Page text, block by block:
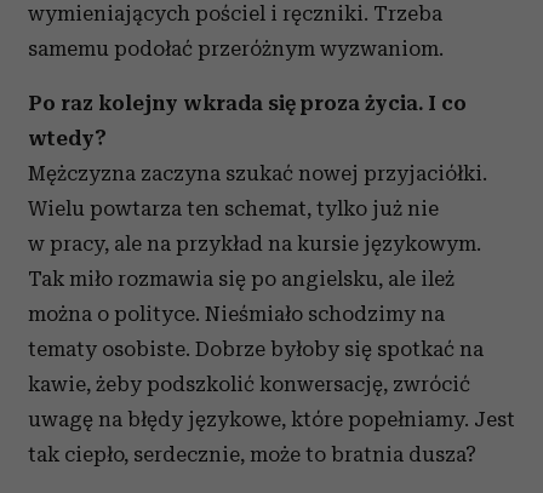
wymieniających pościel i ręczniki. Trzeba
samemu podołać przeróżnym wyzwaniom.
Po raz kolejny wkrada się proza życia. I co
wtedy?
Mężczyzna zaczyna szukać nowej przyjaciółki.
Wielu powtarza ten schemat, tylko już nie
w pracy, ale na przykład na kursie językowym.
Tak miło rozmawia się po angielsku, ale ileż
można o polityce. Nieśmiało schodzimy na
tematy osobiste. Dobrze byłoby się spotkać na
kawie, żeby podszkolić konwersację, zwrócić
uwagę na błędy językowe, które popełniamy. Jest
tak ciepło, serdecznie, może to bratnia dusza?